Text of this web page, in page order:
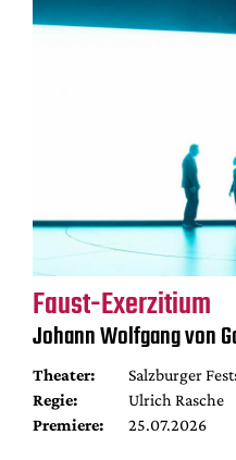
Faust-Exerzitium
Johann Wolfgang von
Theater:
Salzburger
Regie:
Ulrich Rasche
Premiere:
25.07.2026